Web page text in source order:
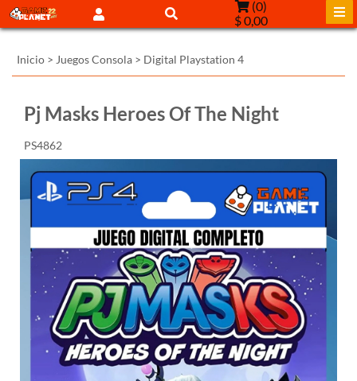
(0)
$ 0,00
Inicio > Juegos Consola > Digital Playstation 4
Pj Masks Heroes Of The Night
PS4862